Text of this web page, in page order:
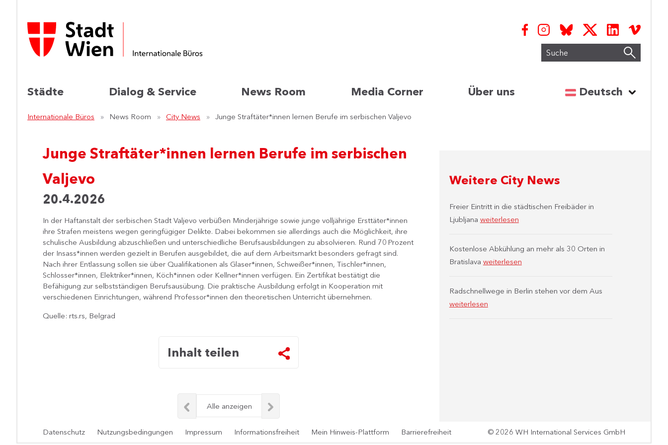
Suche
Städte Dialog & Service News Room Media Corner Über uns Sprache
Deutsch
Internationale Büros News Room City News Junge Straftäter*innen lernen Berufe im serbischen Valjevo
Junge Straftäter*innen lernen Berufe im serbischen
Valjevo
20.4.2026
In der Haftanstalt der serbischen Stadt Valjevo verbüßen Minderjährige sowie junge volljährige Ersttäter*innen
ihre Strafen meistens wegen geringfügiger Delikte. Dabei bekommen sie allerdings auch die Möglichkeit, ihre
schulische Ausbildung abzuschließen und unterschiedliche Berufsausbildungen zu absolvieren. Rund 70 Prozent
der Insass*innen werden gezielt in Berufen ausgebildet, die auf dem Arbeitsmarkt besonders gefragt sind.
Nach ihrer Entlassung sollen sie über Qualifikationen als Glaser*innen, Schweißer*innen, Tischler*innen,
Schlosser*innen, Elektriker*innen, Köch*innen oder Kellner*innen verfügen. Ein Zertifikat bestätigt die
Befähigung zur selbstständigen Berufsausübung. Die praktische Ausbildung erfolgt in Kooperation mit
verschiedenen Einrichtungen, während Professor*innen den theoretischen Unterricht übernehmen.
Quelle: rts.rs, Belgrad
Inhalt teilen
Alle anzeigen
Weitere City News
Freier Eintritt in die städtischen Freibäder in
Ljubljana weiterlesen
Kostenlose Abkühlung an mehr als 30 Orten in
Bratislava weiterlesen
Radschnellwege in Berlin stehen vor dem Aus
weiterlesen
Datenschutz Nutzungsbedingungen Impressum Informationsfreiheit Mein Hinweis-Plattform Barrierefreiheit © 2026 WH International Services GmbH